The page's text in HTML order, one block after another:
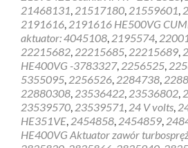
21468131, 21517180, 21559601,
2191616, 2191616 HE500VG
aktuator: 4045108, 2195574,
22215682, 22215685, 22215689,
HE400VG -3783327, 2256525,
5355095, 2256526, 2284738,
22880308, 23536422, 23536802,
23539570, 23539571, 24 V volts,
HE351VE, 2454858, 2454859,
HE400VG Aktuator zawór